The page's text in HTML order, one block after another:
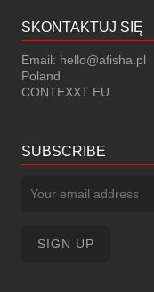
SKONTAKTUJ SIĘ
Email: hello@afisha.pl
Poland
CONTEXXT EU
SUBSCRIBE